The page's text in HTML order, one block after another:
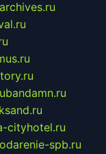
bandamn.ru
cityhotel.ru
spb.ru